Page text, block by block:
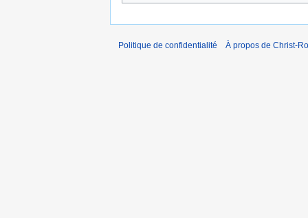
Politique de confidentialité À propos de Christ-